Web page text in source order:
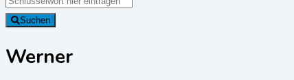
Suchen
Werner